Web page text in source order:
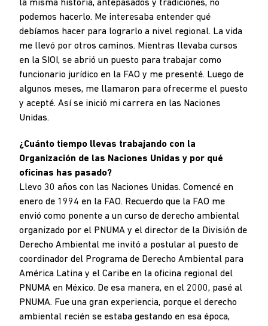
la misma historia, antepasados y tradiciones, no
podemos hacerlo. Me interesaba entender qué
debíamos hacer para lograrlo a nivel regional. La vida
me llevó por otros caminos. Mientras llevaba cursos
en la SIOI, se abrió un puesto para trabajar como
funcionario jurídico en la FAO y me presenté. Luego de
algunos meses, me llamaron para ofrecerme el puesto
y acepté. Así se inició mi carrera en las Naciones
Unidas.
¿Cuánto tiempo llevas trabajando con la
Organización de las Naciones Unidas y por qué
oficinas has pasado?
Llevo 30 años con las Naciones Unidas. Comencé en
enero de 1994 en la FAO. Recuerdo que la FAO me
envió como ponente a un curso de derecho ambiental
organizado por el PNUMA y el director de la División de
Derecho Ambiental me invitó a postular al puesto de
coordinador del Programa de Derecho Ambiental para
América Latina y el Caribe en la oficina regional del
PNUMA en México. De esa manera, en el 2000, pasé al
PNUMA. Fue una gran experiencia, porque el derecho
ambiental recién se estaba gestando en esa época,